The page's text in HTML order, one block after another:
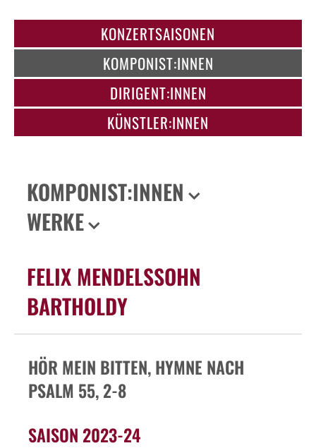
KONZERTSAISONEN
KOMPONIST:INNEN
DIRIGENT:INNEN
KÜNSTLER:INNEN
KOMPONIST:INNEN
WERKE
FELIX MENDELSSOHN
BARTHOLDY
HÖR MEIN BITTEN, HYMNE NACH
PSALM 55, 2-8
SAISON 2023-24